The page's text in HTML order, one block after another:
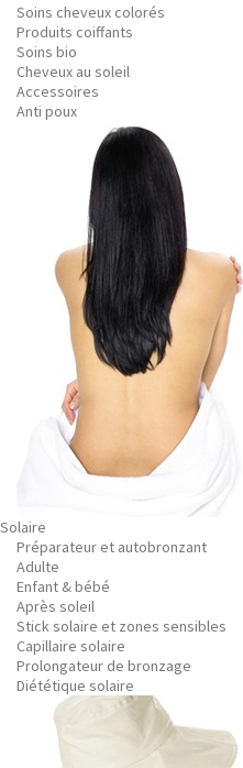
Soins cheveux colorés
Produits coiffants
Soins bio
Cheveux au soleil
Accessoires
Anti poux
Solaire
Préparateur et autobronzant
Adulte
Enfant & bébé
Après soleil
Stick solaire et zones sensibles
Capillaire solaire
Prolongateur de bronzage
Diététique solaire